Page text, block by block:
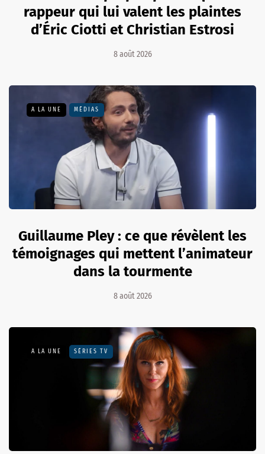
rappeur qui lui valent les plaintes
d’Éric Ciotti et Christian Estrosi
8 août 2026
A LA UNE MÉDIAS
Guillaume Pley : ce que révèlent les
témoignages qui mettent l’animateur
dans la tourmente
8 août 2026
A LA UNE SÉRIES TV